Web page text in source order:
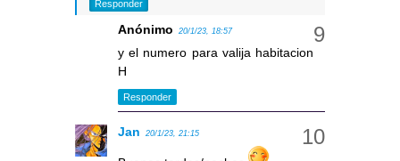
Responder
Anónimo 20/1/23, 18:57
y el numero para valija habitacion
H
Responder
Jan 20/1/23, 21:15